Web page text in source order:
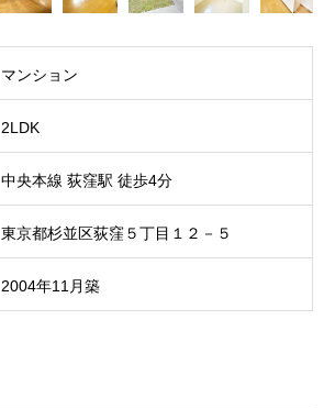
マンション
2LDK
中央本線 荻窪駅 徒歩4分
東京都杉並区荻窪５丁目１２－５
2004年11月築